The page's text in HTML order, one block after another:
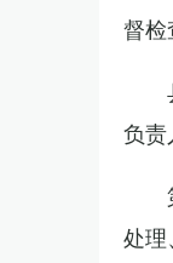
督检
负责
处理